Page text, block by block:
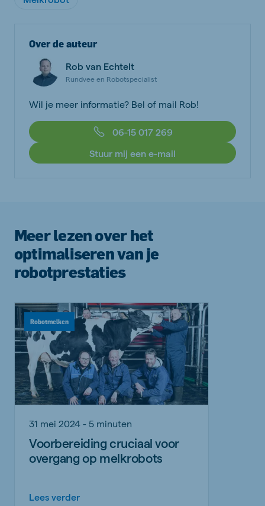
Over de auteur
Rob van Echtelt
Rundvee en Robotspecialist
Wil je meer informatie? Bel of mail Rob!
06-15 017 269
Stuur mij een e-mail
Meer lezen over het
optimaliseren van je
robotprestaties
Robotmelken
31 mei 2024 - 5 minuten
Voorbereiding cruciaal voor
overgang op melkrobots
Lees verder